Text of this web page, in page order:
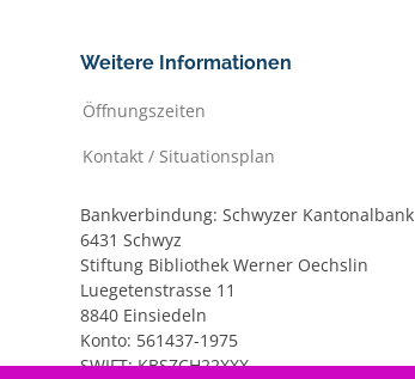
Weitere Informationen
Öffnungszeiten
Kontakt / Situationsplan
Bankverbindung: Schwyzer Kantonalbank
6431 Schwyz
Stiftung Bibliothek Werner Oechslin
Luegetenstrasse 11
8840 Einsiedeln
Konto: 561437-1975
SWIFT: KBSZCH22XXX